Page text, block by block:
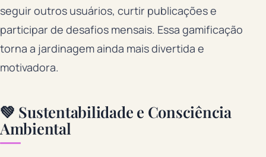
seguir outros usuários, curtir publicações e
participar de desafios mensais. Essa gamificação
torna a jardinagem ainda mais divertida e
motivadora.
💚 Sustentabilidade e Consciência
Ambiental